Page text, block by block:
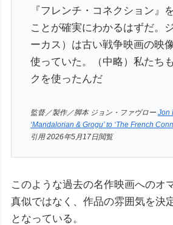
『フレンチ・コネクション』
ことが確実にわかるはずだ。
ーカス）は古い戦争映画の映
使っていた。（中略）私たち
クを使ったんだ
監督／製作／脚本 ジョン・ファヴロー Jon
‘Mandalorian & Grogu’ to ‘The French
引用 2026年5月17日閲覧
このような過去の名作映画へのオ
真似ではなく、作品の雰囲気を決
となっている。